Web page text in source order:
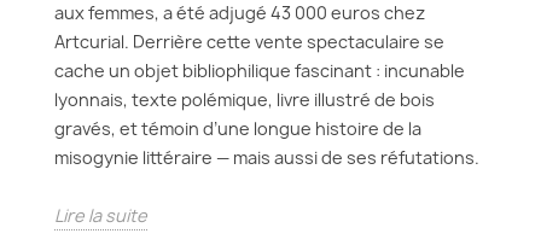
aux femmes, a été adjugé 43 000 euros chez
Artcurial. Derrière cette vente spectaculaire se
cache un objet bibliophilique fascinant : incunable
lyonnais, texte polémique, livre illustré de bois
gravés, et témoin d’une longue histoire de la
misogynie littéraire — mais aussi de ses réfutations.
Lire la suite